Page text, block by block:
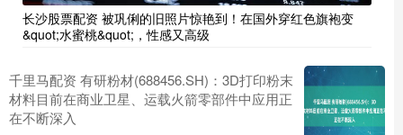
长沙股票配资 被巩俐的旧照片惊艳到！在国外穿红色旗袍变
&quot;水蜜桃&quot;，性感又高级
千里马配资 有研粉材(688456.SH)：3D打印粉末
材料目前在商业卫星、运载火箭零部件中应用正
在不断深入